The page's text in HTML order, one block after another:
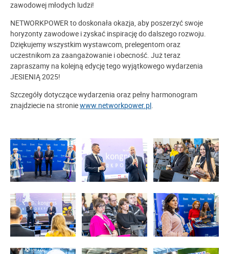
zawodowej młodych ludzi!
NETWORKPOWER to doskonała okazja, aby poszerzyć swoje
horyzonty zawodowe i zyskać inspirację do dalszego rozwoju.
Dziękujemy wszystkim wystawcom, prelegentom oraz
uczestnikom za zaangażowanie i obecność. Już teraz
zapraszamy na kolejną edycję tego wyjątkowego wydarzenia
JESIENIĄ 2025!
Szczegóły dotyczące wydarzenia oraz pełny harmonogram
znajdziecie na stroniewww.networkpower.pl.